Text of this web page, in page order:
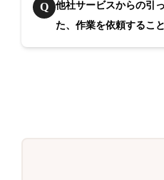
Q
他社サービスからの引
た、作業を依頼するこ